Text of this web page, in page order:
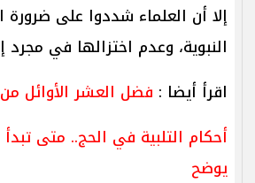
إلا أن العلماء شددوا على
النبوية، وعدم اختزالها في
اقرأ أيضا : فضل العشر الأوائل
أحكام التلبية في الحج.. متى
يوضح